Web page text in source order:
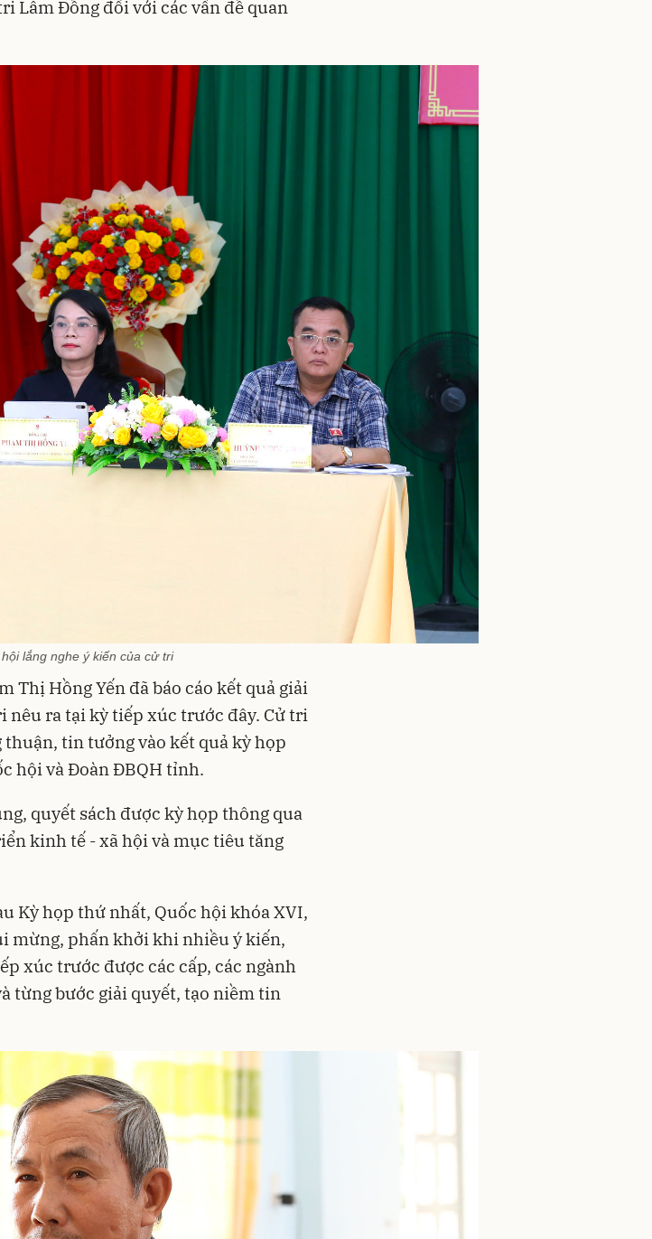
Lâm Đồng đối với các vấn đề quan
lắng nghe ý kiến của cử tri
Thị Hồng Yến đã báo cáo kết quả giải
nêu ra tại kỳ tiếp xúc trước đây. Cử tri
thuận, tin tưởng vào kết quả kỳ họp
hội và Đoàn ĐBQH tỉnh.
quyết sách được kỳ họp thông qua
kinh tế - xã hội và mục tiêu tăng
Kỳ họp thứ nhất, Quốc hội khóa XVI,
mừng, phấn khởi khi nhiều ý kiến,
xúc trước được các cấp, các ngành
từng bước giải quyết, tạo niềm tin